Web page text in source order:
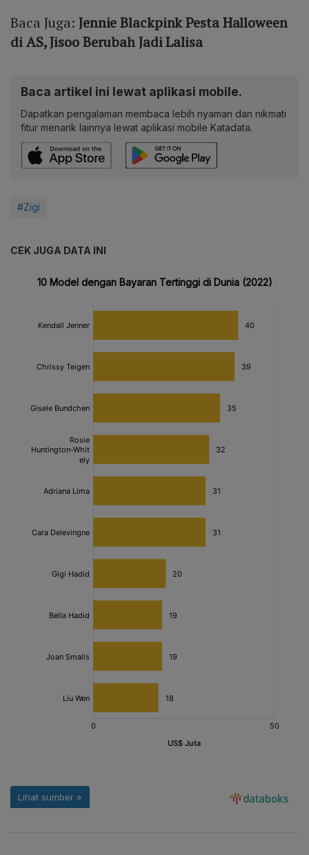
Baca Juga: Jennie Blackpink Pesta Halloween
di AS, Jisoo Berubah Jadi Lalisa
Baca artikel ini lewat aplikasi mobile.
Dapatkan pengalaman membaca lebih nyaman dan nikmati
fitur menarik lainnya lewat aplikasi mobile Katadata.
#Zigi
CEK JUGA DATA INI